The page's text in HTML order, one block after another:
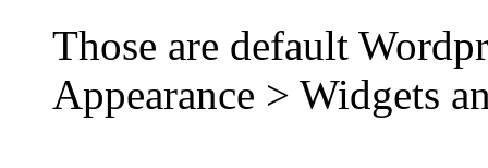
Those are default
Appearance > Widgets